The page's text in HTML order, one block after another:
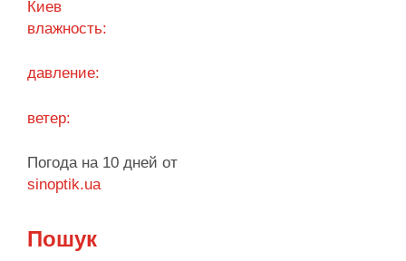
Киев
влажность:
давление:
ветер:
Погода на 10 дней от
sinoptik.ua
Пошук